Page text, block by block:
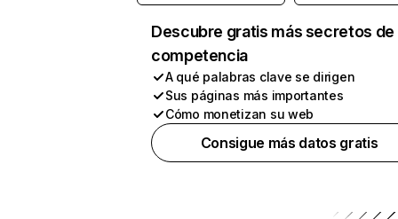
Descubre gratis más secretos de
competencia
A qué palabras clave se dirigen
Sus páginas más importantes
Cómo monetizan su web
Consigue más datos gratis